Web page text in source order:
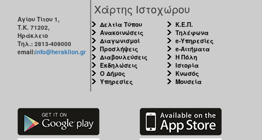
Αγίου Τίτου 1,
Τ.Κ. 71202,
Ηράκλειο
Τηλ.: 2813-409000
email:info@heraklion.gr
Χάρτης Ιστοχώρου
Δελτία Τύπου
Ανακοινώσεις
Διαγωνισμοί
Προσλήψεις
Διαβουλεύσεις
Εκδηλώσεις
Ο Δήμος
Υπηρεσίες
Κ.Ε.Π.
Τηλέφωνα
e-Υπηρεσίες
e-Αιτήματα
Η Πόλη
Ιστορία
Κνωσός
Μουσεία